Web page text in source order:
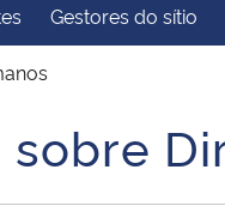
Geral da
Central do Brasil
Gestores do sítio